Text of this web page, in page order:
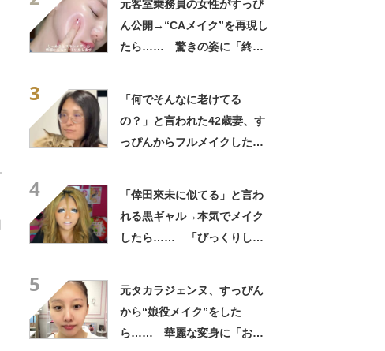
元客室乗務員の女性がすっぴ
ん公開→“CAメイク”を再現し
たら…… 驚きの姿に「終始
3
「何でそんなに老けてる
の？」と言われた42歳妻、す
っぴんからフルメイクした
4
「倖田來未に似てる」と言わ
れる黒ギャル→本気でメイク
したら…… 「びっくりし
5
元タカラジェンヌ、すっぴん
から“娘役メイク”をした
ら…… 華麗な変身に「おぉ